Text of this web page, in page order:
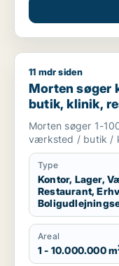
Morten søger
11 mdr siden
Morten søger
butik, klinik,
Nordjylland
Morten søger 1-
værksted / butik /
Type
Kontor, Lager,
Restaurant,
Areal
1 - 10.000.000 m